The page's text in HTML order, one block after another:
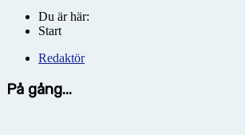
Du är här:
Start
Redaktör
På gång...